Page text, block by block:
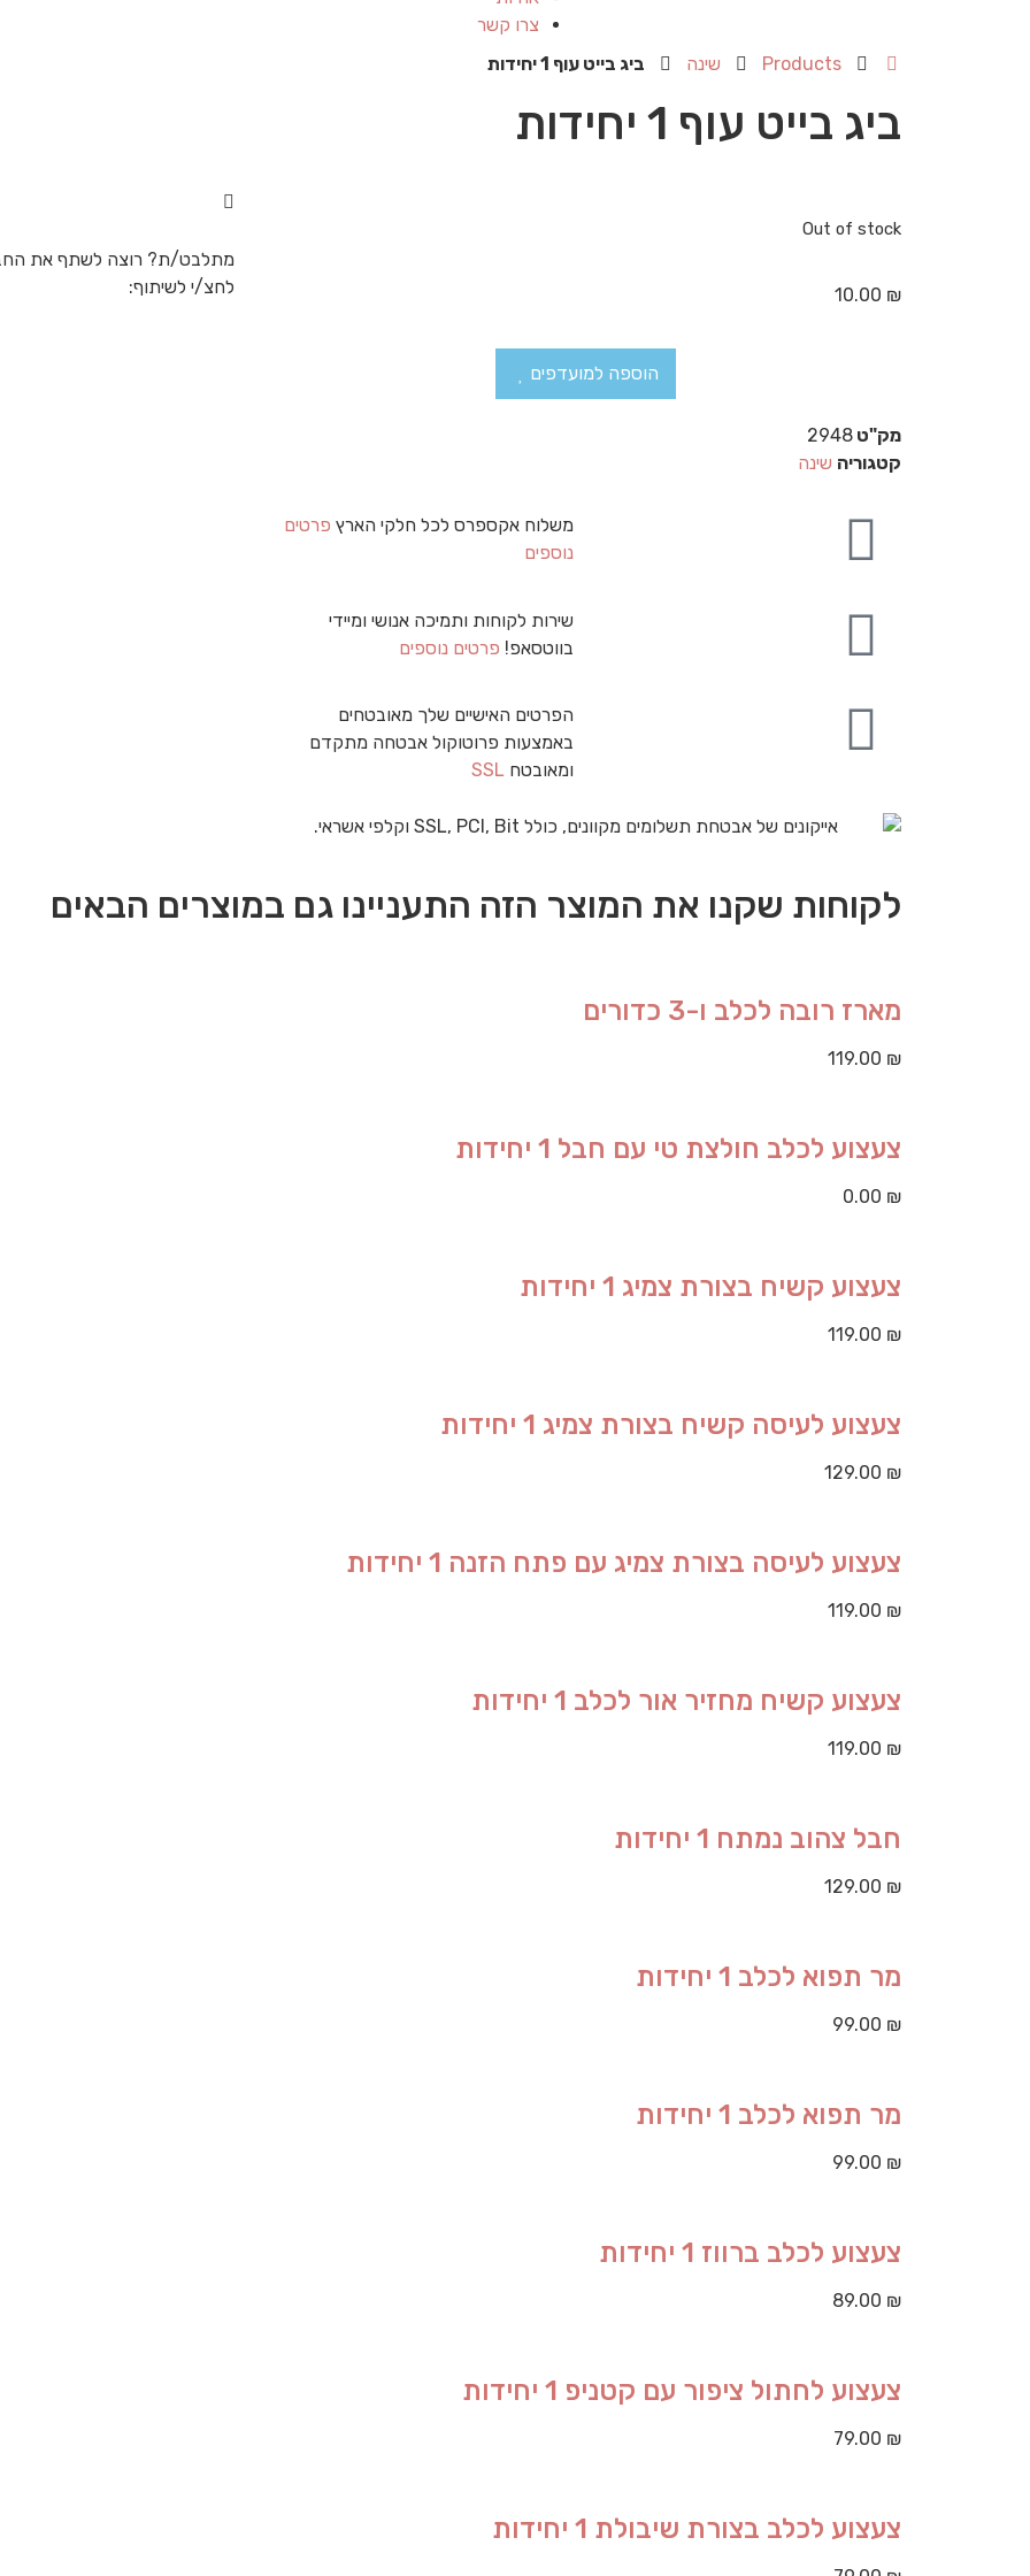
צרו קשר
Products
שינה ביג בייט עוף 1 יחידות
ביג בייט עוף 1 יחידות
Out of stock
10.00 ₪
הוספה למועדפים
מק"ט 2948
קטגוריה שינה
משלוח אקספרס לכל חלקי הארץ פרטים
נוספים
שירות לקוחות ותמיכה אנושי ומיידי
בווטסאפ! פרטים נוספים
הפרטים האישיים שלך מאובטחים
באמצעות פרוטוקול אבטחה מתקדם
ומאובטח SSL
מתלבט/ת? רוצה לשתף את
לחצ/י לשיתוף:
לקוחות שקנו את המוצר הזה התעניינו גם במוצרים הבאים
מארז רובה לכלב ו-3 כדורים
119.00 ₪
צעצוע לכלב חולצת טי עם חבל 1 יחידות
0.00 ₪
צעצוע קשיח בצורת צמיג 1 יחידות
119.00 ₪
צעצוע לעיסה קשיח בצורת צמיג 1 יחידות
129.00 ₪
צעצוע לעיסה בצורת צמיג עם פתח הזנה 1 יחידות
119.00 ₪
צעצוע קשיח מחזיר אור לכלב 1 יחידות
119.00 ₪
חבל צהוב נמתח 1 יחידות
129.00 ₪
מר תפוא לכלב 1 יחידות
99.00 ₪
מר תפוא לכלב 1 יחידות
99.00 ₪
צעצוע לכלב ברווז 1 יחידות
89.00 ₪
צעצוע לחתול ציפור עם קטניפ 1 יחידות
79.00 ₪
צעצוע לכלב בצורת שיבולת 1 יחידות